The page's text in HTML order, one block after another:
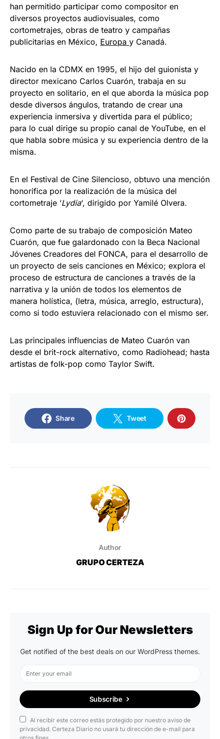
han permitido participar como compositor en
diversos proyectos audiovisuales, como
cortometrajes, obras de teatro y campañas
publicitarias en México, Europa y Canadá.
Nacido en la CDMX en 1995, el hijo del guionista y
director mexicano Carlos Cuarón, trabaja en su
proyecto en solitario, en el que aborda la música pop
desde diversos ángulos, tratando de crear una
experiencia inmersiva y divertida para el público;
para lo cual dirige su propio canal de YouTube, en el
que habla sobre música y su experiencia dentro de la
misma.
En el Festival de Cine Silencioso, obtuvo una mención
honorífica por la realización de la música del
cortometraje ‘Lydia‘, dirigido por Yamilé Olvera.
Como parte de su trabajo de composición Mateo
Cuarón, que fue galardonado con la Beca Nacional
Jóvenes Creadores del FONCA, para el desarrollo de
un proyecto de seis canciones en México; explora el
proceso de estructura de canciones a través de la
narrativa y la unión de todos los elementos de
manera holística, (letra, música, arreglo, estructura),
como si todo estuviera relacionado con el mismo ser.
Las principales influencias de Mateo Cuarón van
desde el brit-rock alternativo, como Radiohead; hasta
artistas de folk-pop como Taylor Swift.
Share Tweet
Author
GRUPO CERTEZA
Sign Up for Our Newsletters
Get notified of the best deals on our WordPress themes.
Subscribe
Al recibir este correo estás protegido por nuestro aviso de
privacidad. Certeza Diario no usará tu dirección de e-mail para